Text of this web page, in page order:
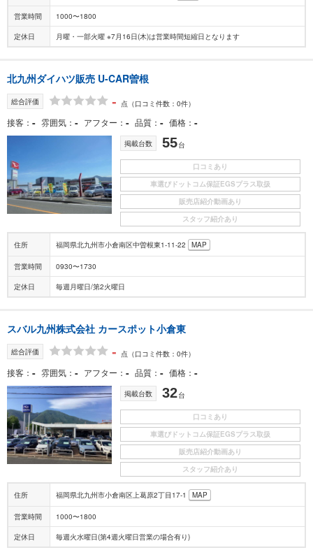
営業時間 1000〜1800
定休日 月曜・一部火曜 ※7月16日(木)は営業時間短縮日となります
北九州ダイハツ販売 U-CAR曽根
総合評価 - 点 （口コミ件数：0件）
接客 - 雰囲気 - アフター - 品質 - 価格 -
掲載台数 55台
口コミあり
車選びドットコム保証EGSプラス取扱
販売店紹介動画あり
スタッフ紹介あり
住所 福岡県北九州市小倉南区中曽根東1-11-22 MAP
営業時間 0930〜1730
定休日 毎週月曜日/第2火曜日
スバル九州株式会社 カースポット小倉東
総合評価 - 点 （口コミ件数：0件）
接客 - 雰囲気 - アフター - 品質 - 価格 -
掲載台数 32台
口コミあり
車選びドットコム保証EGSプラス取扱
販売店紹介動画あり
スタッフ紹介あり
住所 福岡県北九州市小倉南区上葛原2丁目17-1 MAP
営業時間 1000〜1800
定休日 毎週火水曜日(第4週火曜日営業の場合有り)